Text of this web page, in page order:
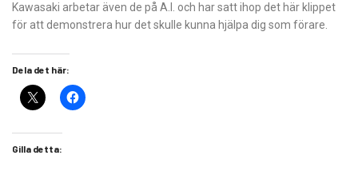
Kawasaki arbetar även de på A.I. och har satt ihop det här klippet
för att demonstrera hur det skulle kunna hjälpa dig som förare.
Dela det här:
Gilla detta: